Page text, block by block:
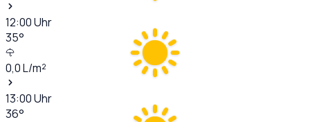
12:00Uhr
35°
0,0L/m²
13:00Uhr
36°